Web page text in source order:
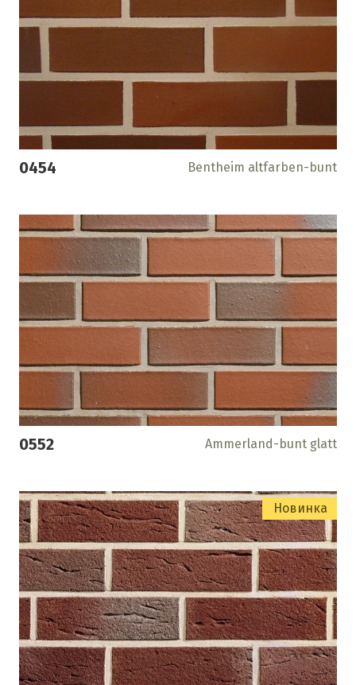
0454 Bentheim altfarben-bunt
0552 Ammerland-bunt glatt
Новинка